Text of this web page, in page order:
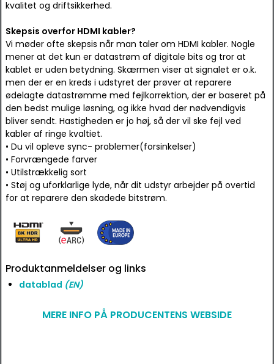
kvalitet og driftsikkerhed.
Skepsis overfor HDMI kabler?
Vi møder ofte skepsis når man taler om HDMI kabler. Nogle
mener at det kun er datastrøm af digitale bits og tror at
kablet er uden betydning. Skærmen viser at signalet er o.k.
men der er en kreds i udstyret der prøver at reparere
ødelagte datastrømme med fejlkorrektion, der er baseret på
den bedst mulige løsning, og ikke hvad der nødvendigvis
bliver sendt. Hastigheden er jo høj, så der vil ske fejl ved
kabler af ringe kvaltiet.
• Du vil opleve sync- problemer(forsinkelser)
• Forvrængede farver
• Utilstrækkelig sort
• Støj og uforklarlige lyde, når dit udstyr arbejder på overtid
for at reparere den skadede bitstrøm.
Produktanmeldelser og links
datablad (EN)
MERE INFO PÅ PRODUCENTENS WEBSIDE